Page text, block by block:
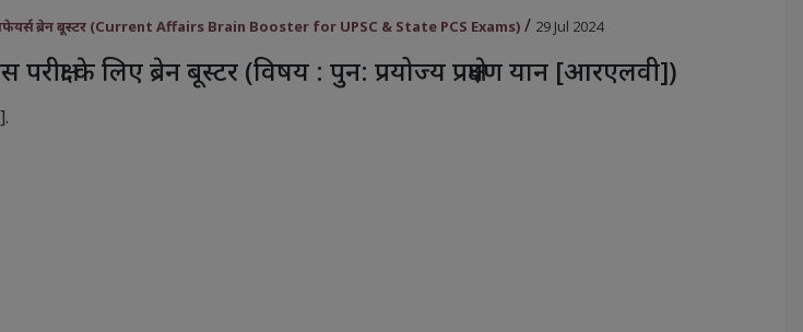
अफेयर्स ब्रेन बूस्टर (Current Affairs Brain Booster for UPSC & State PCS Exams) / 29 Jul 2024
के लिए ब्रेन बूस्टर (विषय : पुन: प्रयोज्य प्रक्षेपण यान [आरएलवी])